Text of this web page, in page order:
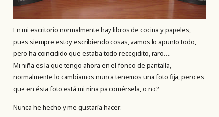
En mi escritorio normalmente hay libros de cocina y papeles,
pues siempre estoy escribiendo cosas, vamos lo apunto todo,
pero ha coincidido que estaba todo recogidito, raro….
Mi niña es la que tengo ahora en el fondo de pantalla,
normalmente lo cambiamos nunca tenemos una foto fija, pero es
que en ésta foto está mi niña pa comérsela, o no?
Nunca he hecho y me gustaría hacer: